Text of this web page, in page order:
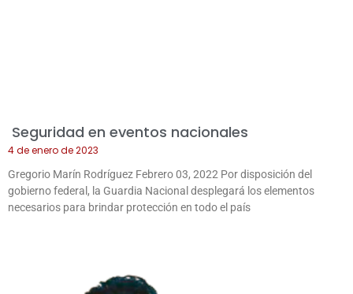
Seguridad en eventos nacionales
4 de enero de 2023
Gregorio Marín Rodríguez Febrero 03, 2022 Por disposición del
gobierno federal, la Guardia Nacional desplegará los elementos
necesarios para brindar protección en todo el país